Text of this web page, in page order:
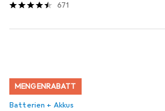
671
MENGENRABATT
Batterien + Akkus